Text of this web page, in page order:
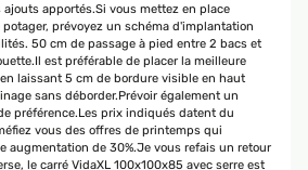
durch Chal-Tec GmbH nicht eigenständig
21/02/2024
Hochbeete im Garten. Wer schonmal einen
apportés.Si vous mettez en place
prévoyez un schéma d'implantation
50 cm de passage à pied entre 2 bacs et
est préférable de placer la meilleure
laissant 5 cm de bordure visible en haut
sans déborder.Prévoir également un
préférence.Les prix indiqués datent du
vous des offres de printemps qui
augmentation de 30%.Je vous refais un retour
le carré VidaXL 100x100x85 avec serre est